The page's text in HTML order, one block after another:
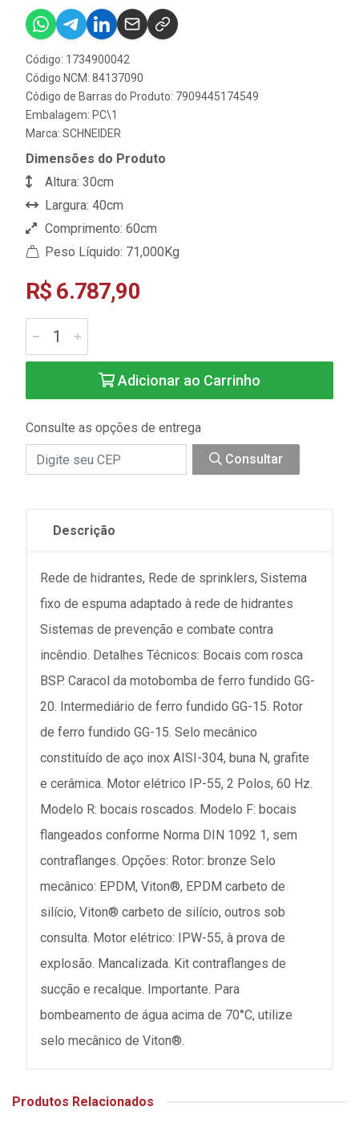
Código: 1734900042
Código NCM: 84137090
Código de Barras do Produto: 7909445174549
Embalagem: PC\1
Marca: SCHNEIDER
Dimensões do Produto
Altura: 30cm
Largura: 40cm
Comprimento: 60cm
Peso Líquido: 71,000Kg
R$ 6.787,90
Adicionar ao Carrinho
Consulte as opções de entrega
Consultar
Descrição
Rede de hidrantes, Rede de sprinklers, Sistema
fixo de espuma adaptado à rede de hidrantes
Sistemas de prevenção e combate contra
incêndio. Detalhes Técnicos: Bocais com rosca
BSP. Caracol da motobomba de ferro fundido GG-
20. Intermediário de ferro fundido GG-15. Rotor
de ferro fundido GG-15. Selo mecânico
constituído de aço inox AISI-304, buna N, grafite
e cerâmica. Motor elétrico IP-55, 2 Polos, 60 Hz.
Modelo R: bocais roscados. Modelo F: bocais
flangeados conforme Norma DIN 1092 1, sem
contraflanges. Opções: Rotor: bronze Selo
mecânico: EPDM, Viton®, EPDM carbeto de
silício, Viton® carbeto de silício, outros sob
consulta. Motor elétrico: IPW-55, à prova de
explosão. Mancalizada. Kit contraflanges de
sucção e recalque. Importante. Para
bombeamento de água acima de 70°C, utilize
selo mecânico de Viton®.
Produtos Relacionados